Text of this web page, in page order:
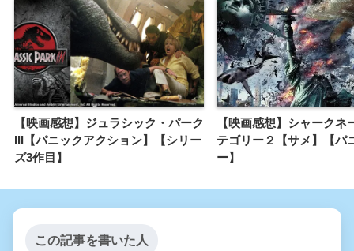
【映画感想】ジュラシック・パーク
III【パニックアクション】【シリー
ズ3作目】
【映画感想】シャーク
テゴリー２【サメ】【パ
ー】
この記事を書いた人